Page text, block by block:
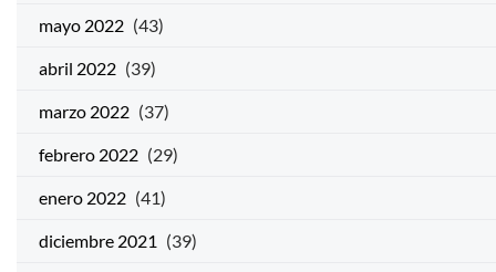
mayo 2022 (43)
abril 2022 (39)
marzo 2022 (37)
febrero 2022 (29)
enero 2022 (41)
diciembre 2021 (39)